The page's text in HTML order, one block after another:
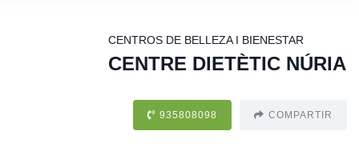
CENTROS DE BELLEZA I BIENESTAR
CENTRE DIETÈTIC NÚRIA
935808098 COMPARTIR